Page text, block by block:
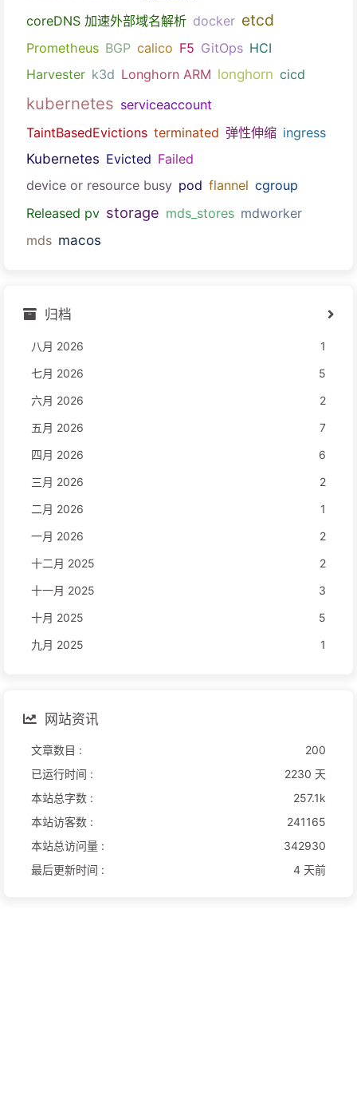
coreDNS 加速外部域名解析 docker etcd
Prometheus BGP calico F5 GitOps HCI
Harvester k3d Longhorn ARM longhorn cicd
kubernetes serviceaccount
TaintBasedEvictions terminated 弹性伸缩 ingress
Kubernetes Evicted Failed
device or resource busy pod flannel cgroup
Released pv storage mds_stores mdworker
mds macos
归档
八月 2026
1
七月 2026
5
六月 2026
2
五月 2026
7
四月 2026
6
三月 2026
2
二月 2026
1
一月 2026
2
十二月 2025
2
十一月 2025
3
十月 2025
5
九月 2025
1
网站资讯
文章数目 :
200
已运行时间 :
2230 天
本站总字数 :
257.1k
本站访客数 :
241165
本站总访问量 :
342930
最后更新时间 :
4 天前